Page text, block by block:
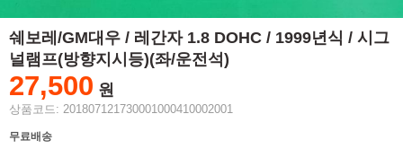
쉐보레/GM대우 / 레간자 1.8 DOHC / 1999년식 / 시그
널램프(방향지시등)(좌/운전석)
27,500 원
상품코드: 201807121730001000410002001
무료배송